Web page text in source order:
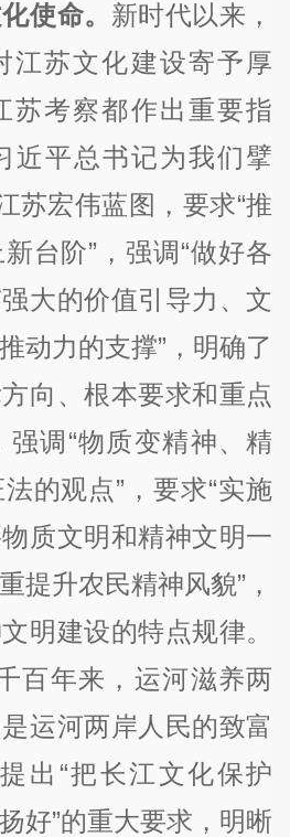
使命。 新时代以来，
江苏文化建设寄予厚
苏考察都作出重要指
近平总书记为我们擘
苏宏伟蓝图，要求“推
台阶”，强调“做好各
大的价值引导力、文
动力的支撑”，明确了
向、根本要求和重点
强调“物质变精神、精
的观点”，要求“实施
质文明和精神文明一
提升农民精神风貌”，
明建设的特点规律。
百年来，运河滋养两
运河两岸人民的致富
出“把长江文化保护
好”的重大要求，明晰